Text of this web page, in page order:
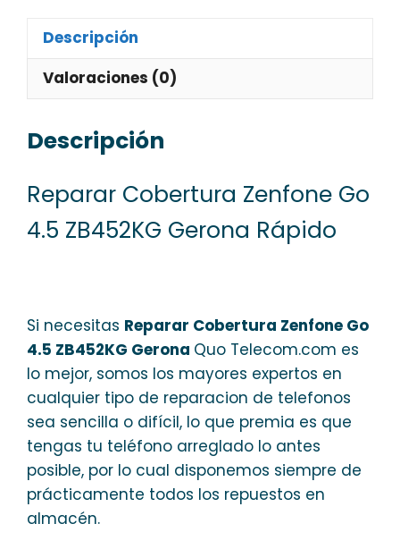
Descripción
Valoraciones (0)
Descripción
Reparar Cobertura Zenfone Go
4.5 ZB452KG Gerona Rápido
Si necesitas Reparar Cobertura Zenfone Go
4.5 ZB452KG Gerona Quo Telecom.com es
lo mejor, somos los mayores expertos en
cualquier tipo de reparacion de telefonos
sea sencilla o difícil, lo que premia es que
tengas tu teléfono arreglado lo antes
posible, por lo cual disponemos siempre de
prácticamente todos los repuestos en
almacén.